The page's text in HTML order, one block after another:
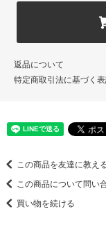
返品について
特定商取引法に基づく
この商品を友達に教え
この商品について問い
買い物を続ける